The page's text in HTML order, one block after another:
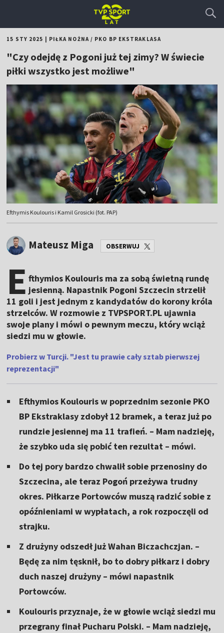
15 STY 2025 PIŁKA NOŻNA/ PKO BP EKSTRAKLASA
"Czy odejdę z Pogoni już tej zimy? W świecie
piłki wszystko jest możliwe"
Efthymis Koulouris i Kamil Grosicki (fot. PAP)
Mateusz Miga OBSERWUJ
E fthymios Koulouris ma za sobą świetną rundę
jesienną. Napastnik Pogoni Szczecin strzelił
11 goli i jest jednym z kandydatów do korony króla
strzelców. W rozmowie z TVPSPORT.PL ujawnia
swoje plany i mówi o pewnym meczu, który wciąż
siedzi mu w głowie.
Probierz w Turcji. "Jest tu prawie cały sztab pierwszej
reprezentacji"
Efthymios Koulouris w poprzednim sezonie PKO
BP Ekstraklasy zdobył 12 bramek, a teraz już po
rundzie jesiennej ma 11 trafień. – Mam nadzieję,
że szybko uda się pobić ten rezultat – mówi.
Do tej pory bardzo chwalił sobie przenosiny do
Szczecina, ale teraz Pogoń przeżywa trudny
okres. Piłkarze Portowców muszą radzić sobie z
opóźnieniami w wypłatach, a rok rozpoczęli od
strajku.
Z drużyny odszedł już Wahan Biczachczjan. –
Będę za nim tęsknił, bo to dobry piłkarz i dobry
duch naszej drużyny – mówi napastnik
Portowców.
Koulouris przyznaje, że w głowie wciąż siedzi mu
przegrany finał Pucharu Polski. – Mam nadzieję,